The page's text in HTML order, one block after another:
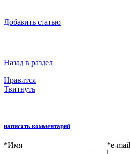
Добавить статью
Назад в раздел
Нравится
Твитнуть
написать комментарий
*Имя *e-mail